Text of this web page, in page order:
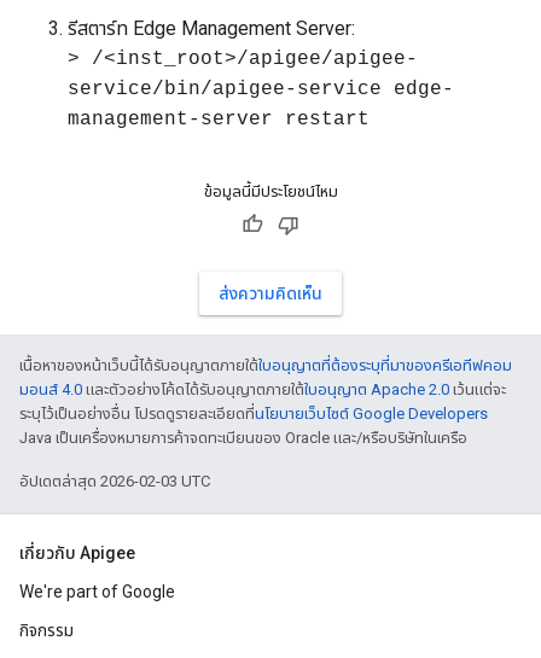
รีสตาร์ท Edge Management Server:
> /<inst_root>/apigee/apigee-
service/bin/apigee-service edge-
management-server restart
ข้อมูลนี้มีประโยชน์ไหม
ส่งความคิดเห็น
เนื้อหาของหน้าเว็บนี้ได้รับอนุญาตภายใต้ใบอนุญาตที่ต้องระบุที่มาของครีเอทีฟคอม
มอนส์ 4.0 และตัวอย่างโค้ดได้รับอนุญาตภายใต้ใบอนุญาต Apache 2.0 เว้นแต่จะ
ระบุไว้เป็นอย่างอื่น โปรดดูรายละเอียดที่นโยบายเว็บไซต์ Google Developers
Java เป็นเครื่องหมายการค้าจดทะเบียนของ Oracle และ/หรือบริษัทในเครือ
อัปเดตล่าสุด 2026-02-03 UTC
เกี่ยวกับ Apigee
We're part of Google
กิจกรรม